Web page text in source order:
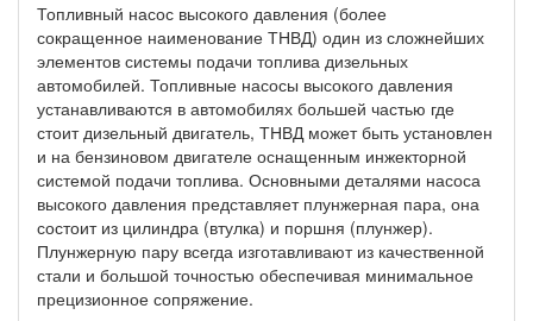
Топливный насос высокого давления (более
сокращенное наименование ТНВД) один из сложнейших
элементов системы подачи топлива дизельных
автомобилей. Топливные насосы высокого давления
устанавливаются в автомобилях большей частью где
стоит дизельный двигатель, ТНВД может быть установлен
и на бензиновом двигателе оснащенным инжекторной
системой подачи топлива. Основными деталями насоса
высокого давления представляет плунжерная пара, она
состоит из цилиндра (втулка) и поршня (плунжер).
Плунжерную пару всегда изготавливают из качественной
стали и большой точностью обеспечивая минимальное
прецизионное сопряжение.